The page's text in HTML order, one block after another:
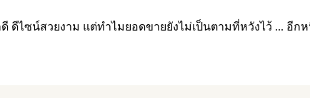
ไซน์สวยงาม แต่ทำไมยอดขายยังไม่เป็นตามที่หวังไว้ ...